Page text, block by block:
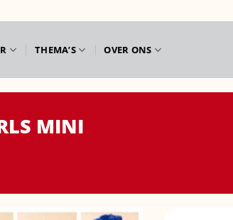
THEMA’S OVER ONS
MINI